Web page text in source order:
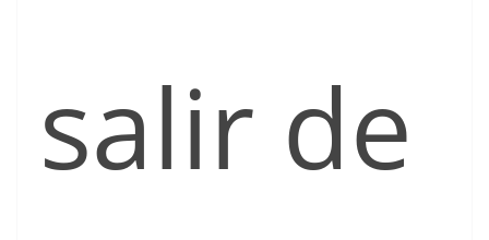
salir de